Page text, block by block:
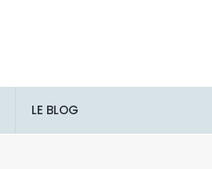
LE BLOG